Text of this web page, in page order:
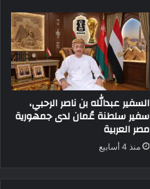
السفير عبدالله بن ناصر الرحبي،
سفير سلطنة عُمان لدى جمهورية
مصر العربية
منذ 4 أسابيع